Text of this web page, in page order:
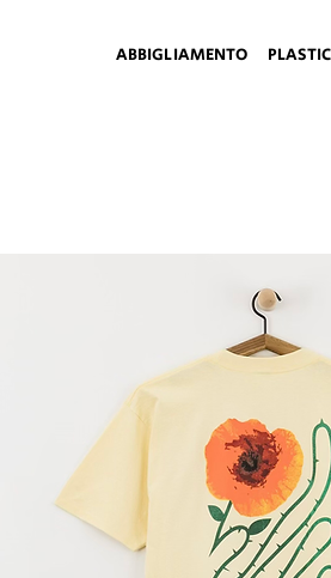
ABBIGLIAMENTO PLASTIC